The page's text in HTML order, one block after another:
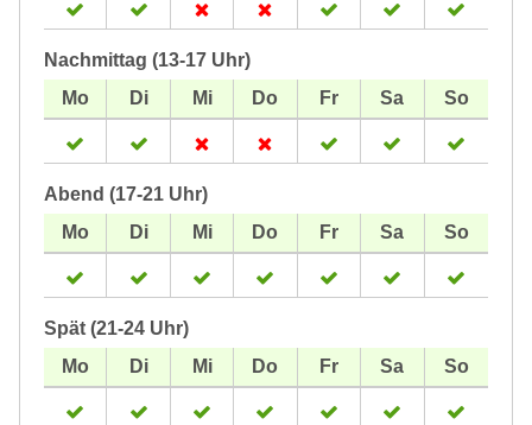
Nachmittag (13-17 Uhr)
Abend (17-21 Uhr)
Spät (21-24 Uhr)